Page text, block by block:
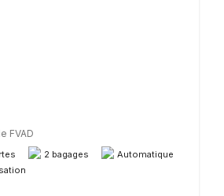
FVAD
2 bagages
Automatique